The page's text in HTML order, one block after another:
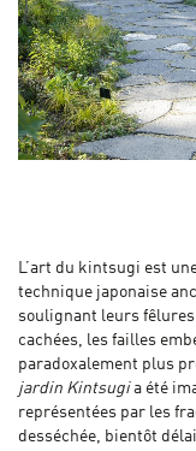
L’art du kintsugi est
technique japonaise
soulignant leurs fêlures
cachées, les failles
paradoxalement plus
jardin Kintsugi a été
représentées par les
desséchée, bientôt